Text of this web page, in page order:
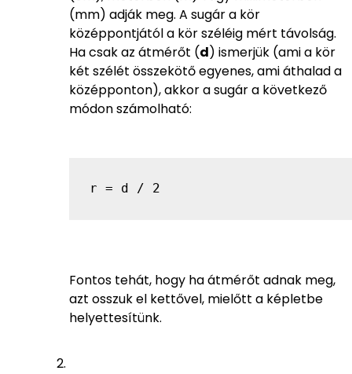
(mm) adják meg. A sugár a kör
középpontjától a kör széléig mért távolság.
Ha csak az átmérőt (d) ismerjük (ami a kör
két szélét összekötő egyenes, ami áthalad a
középponton), akkor a sugár a következő
módon számolható:
r = d / 2
Fontos tehát, hogy ha átmérőt adnak meg,
azt osszuk el kettővel, mielőtt a képletbe
helyettesítünk.